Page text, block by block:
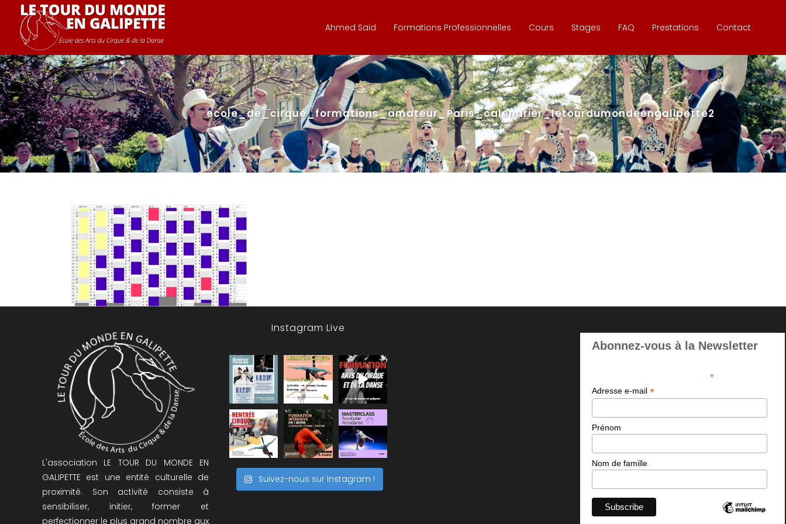
Ahmed Said Formations Professionnelles Cours Stages FAQ Prestations Contact
ecole_de_cirque_formations_amateur_Paris_calendrier_letourdumondeengalipette2
L'association LE TOUR DU MONDE EN
GALIPETTE est une entité culturelle de
proximité. Son activité consiste à
sensibiliser, initier, former et
perfectionner le plus grand nombre aux
Instagram Live
Suivez-nous sur Instagram !
Abonnez-vous à la Newsletter
*indicates required
Adresse e-mail *
Prénom
Nom de famille